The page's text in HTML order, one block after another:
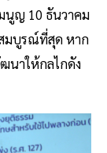
นูญ 10 ธันวาคม
สมบูรณ์ที่สุด หาก
นาให้กลไกดัง